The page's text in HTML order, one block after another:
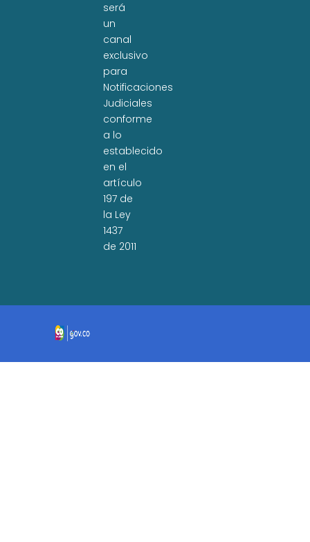
será
un
canal
exclusivo
para
Notificaciones
Judiciales
conforme
a lo
establecido
en el
artículo
197 de
la Ley
1437
de 2011